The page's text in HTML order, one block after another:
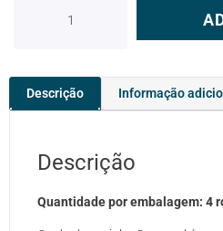
Descrição Informação
Descrição
Quantidade por embalagem: 4